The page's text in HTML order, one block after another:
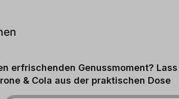
erfrischenden Genussmoment? Lass
& Cola aus der praktischen Dose